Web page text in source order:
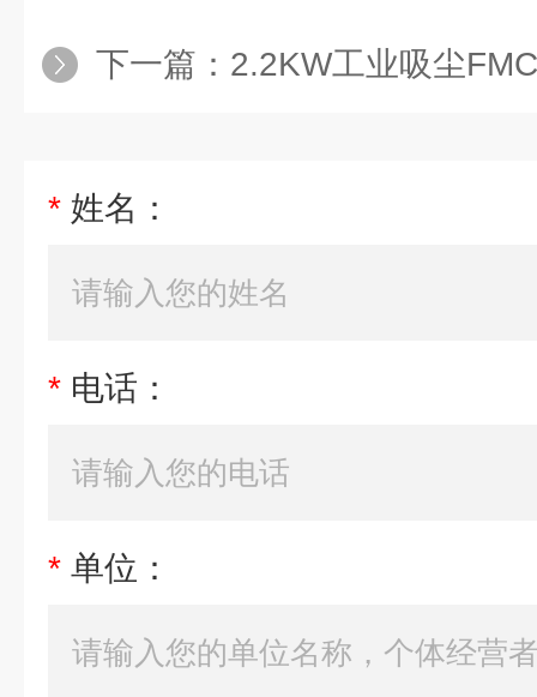
下一篇： 2.2KW工业吸尘FMCJC-2200
* 姓名：
* 电话：
* 单位：